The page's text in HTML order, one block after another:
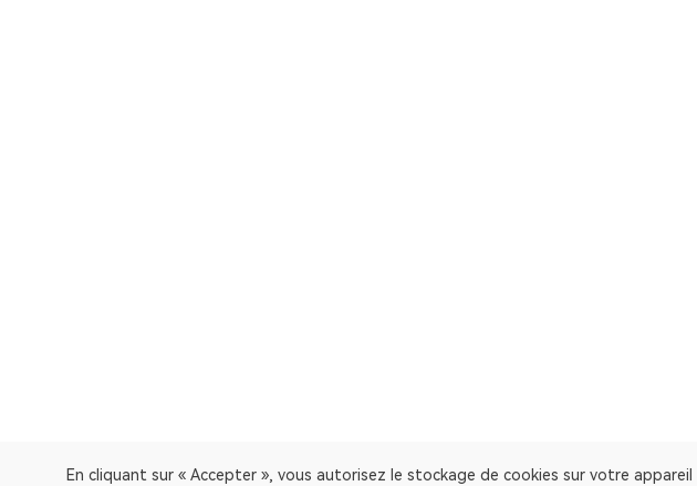
En cliquant sur « Accepter », vous autorisez le stockage de cookies sur votre